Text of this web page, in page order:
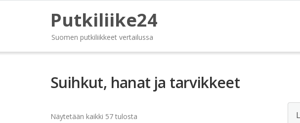
Putkiliike24
Suomen putkiliikkeet vertailussa
Suihkut, hanat ja tarvikkeet
Näytetään kaikki 57 tulosta